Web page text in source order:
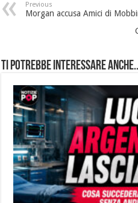
Previous
Morgan accusa Amici di
Ti potrebbe interessare